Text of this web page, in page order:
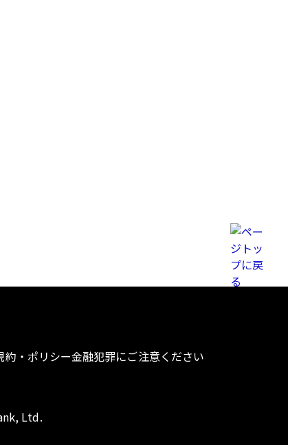
約・ポリシー金融犯罪にご注意ください
Ltd.